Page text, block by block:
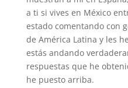
a ti si vives en México
estado comentando con
de América Latina y les
estás andando
respuestas que he
he puesto arriba.